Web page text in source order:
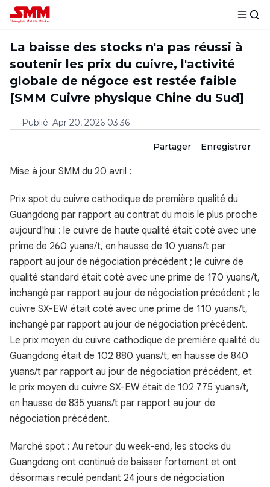
La baisse des stocks n'a pas réussi à
soutenir les prix du cuivre, l'activité
globale de négoce est restée faible
[SMM Cuivre physique Chine du Sud]
Publié: Apr 20, 2026 03:36
Partager Enregistrer
Mise à jour SMM du 20 avril :
Prix spot du cuivre cathodique de première qualité du
Guangdong par rapport au contrat du mois le plus proche
aujourd'hui : le cuivre de haute qualité était coté avec une
prime de 260 yuans/t, en hausse de 10 yuans/t par
rapport au jour de négociation précédent ; le cuivre de
qualité standard était coté avec une prime de 170 yuans/t,
inchangé par rapport au jour de négociation précédent ; le
cuivre SX-EW était coté avec une prime de 110 yuans/t,
inchangé par rapport au jour de négociation précédent.
Le prix moyen du cuivre cathodique de première qualité du
Guangdong était de 102 880 yuans/t, en hausse de 840
yuans/t par rapport au jour de négociation précédent, et
le prix moyen du cuivre SX-EW était de 102 775 yuans/t,
en hausse de 835 yuans/t par rapport au jour de
négociation précédent.
Marché spot : Au retour du week-end, les stocks du
Guangdong ont continué de baisser fortement et ont
désormais reculé pendant 24 jours de négociation